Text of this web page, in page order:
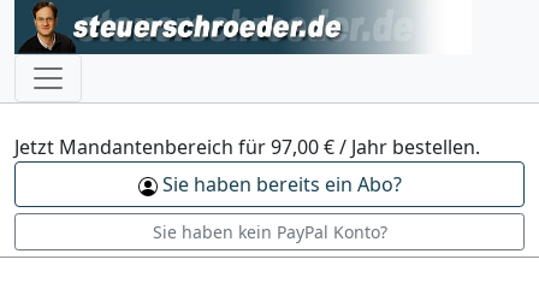
Jetzt Mandantenbereich für 97,00 € / Jahr bestellen.
Sie haben bereits ein Abo?
Sie haben kein PayPal Konto?